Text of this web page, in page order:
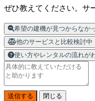
ぜひ教えてください。サ
希望の建機が見つからなか
他のサービスと比較検討中
使い方やレンタルの流れが
送信する 閉じる